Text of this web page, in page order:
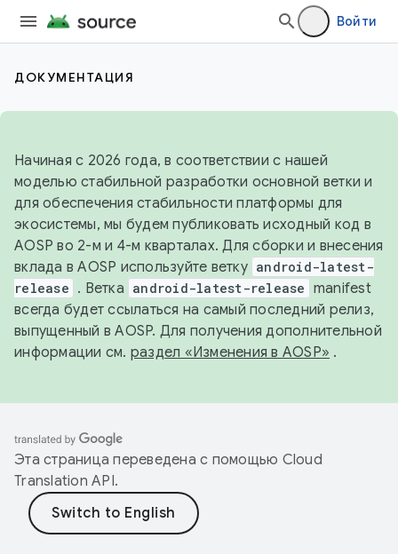
Войти
ДОКУМЕНТАЦИЯ
Начиная с 2026 года, в соответствии с нашей
моделью стабильной разработки основной ветки и
для обеспечения стабильности платформы для
экосистемы, мы будем публиковать исходный код в
AOSP во 2-м и 4-м кварталах. Для сборки и внесения
вклада в AOSP используйте ветку android-latest-
release . Ветка android-latest-release manifest
всегда будет ссылаться на самый последний релиз,
выпущенный в AOSP. Для получения дополнительной
информации см. раздел «Изменения в AOSP» .
Эта страница переведена с помощью Cloud
Translation API.